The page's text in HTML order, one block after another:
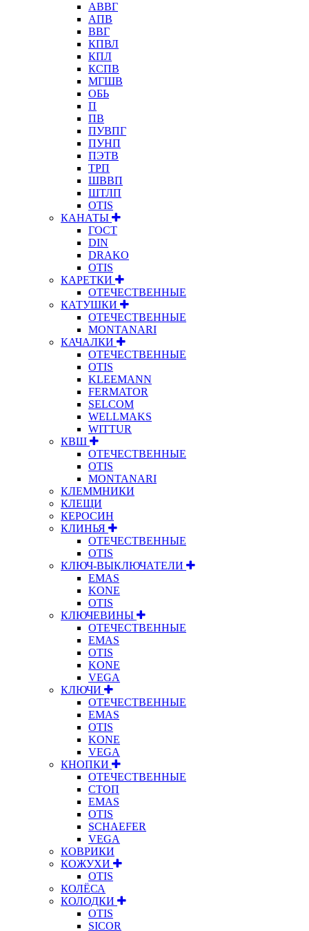
АВВГ
АПВ
ВВГ
КПВЛ
КПЛ
КСПВ
МГШВ
ОБЬ
П
ПВ
ПУВПГ
ПУНП
ПЭТВ
ТРП
ШВВП
ШТЛП
OTIS
КАНАТЫ
ГОСТ
DIN
DRAKO
OTIS
КАРЕТКИ
ОТЕЧЕСТВЕННЫЕ
КАТУШКИ
ОТЕЧЕСТВЕННЫЕ
MONTANARI
КАЧАЛКИ
ОТЕЧЕСТВЕННЫЕ
OTIS
KLEEMANN
FERMATOR
SELCOM
WELLMAKS
WITTUR
КВШ
ОТЕЧЕСТВЕННЫЕ
OTIS
MONTANARI
КЛЕММНИКИ
КЛЕЩИ
КЕРОСИН
КЛИНЬЯ
ОТЕЧЕСТВЕННЫЕ
OTIS
КЛЮЧ-ВЫКЛЮЧАТЕЛИ
EMAS
KONE
OTIS
КЛЮЧЕВИНЫ
ОТЕЧЕСТВЕННЫЕ
EMAS
OTIS
KONE
VEGA
КЛЮЧИ
ОТЕЧЕСТВЕННЫЕ
EMAS
OTIS
KONE
VEGA
КНОПКИ
ОТЕЧЕСТВЕННЫЕ
СТОП
EMAS
OTIS
SCHAEFER
VEGA
КОВРИКИ
КОЖУХИ
OTIS
КОЛЁСА
КОЛОДКИ
OTIS
SICOR